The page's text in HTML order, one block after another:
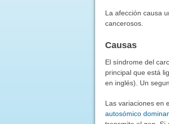
La afección causa
cancerosos.
Causas
El síndrome del
principal que está
en inglés). Un
Las variaciones en
autosómico